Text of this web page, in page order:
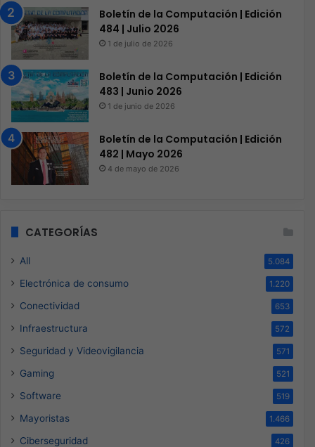
Boletín de la Computación | Edición
484 | Julio 2026
1 de julio de 2026
Boletín de la Computación | Edición
483 | Junio 2026
1 de junio de 2026
Boletín de la Computación | Edición
482 | Mayo 2026
4 de mayo de 2026
CATEGORÍAS
All 5.084
Electrónica de consumo 1.220
Conectividad 653
Infraestructura 572
Seguridad y Videovigilancia 571
Gaming 521
Software 519
Mayoristas 1.466
Ciberseguridad 426